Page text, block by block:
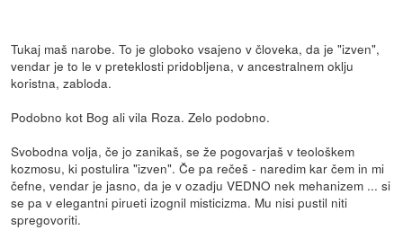
Tukaj maš narobe. To je globoko vsajeno v človeka, da je "izven",
vendar je to le v preteklosti pridobljena, v ancestralnem oklju
koristna, zabloda.
Podobno kot Bog ali vila Roza. Zelo podobno.
Svobodna volja, če jo zanikaš, se že pogovarjaš v teološkem
kozmosu, ki postulira "izven". Če pa rečeš - naredim kar čem in mi
čefne, vendar je jasno, da je v ozadju VEDNO nek mehanizem ... si
se pa v elegantni pirueti izognil misticizma. Mu nisi pustil niti
spregovoriti.